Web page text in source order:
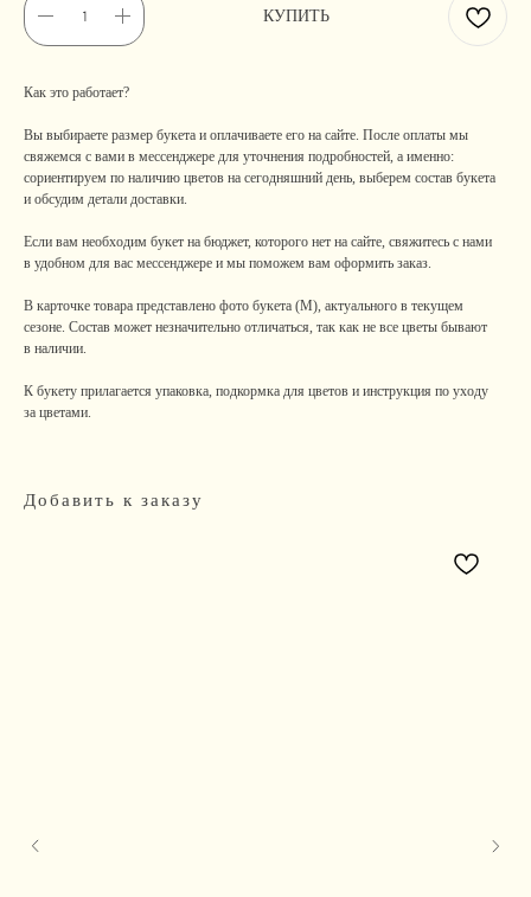
КУПИТЬ
Как это работает?
Вы выбираете размер букета и оплачиваете его на сайте. После оплаты мы
свяжемся с вами в мессенджере для уточнения подробностей, а именно:
сориентируем по наличию цветов на сегодняшний день, выберем состав букета
и обсудим детали доставки.
Если вам необходим букет на бюджет, которого нет на сайте, свяжитесь с нами
в удобном для вас мессенджере и мы поможем вам оформить заказ.
В карточке товара представлено фото букета (M), актуального в текущем
сезоне. Состав может незначительно отличаться, так как не все цветы бывают
в наличии.
К букету прилагается упаковка, подкормка для цветов и инструкция по уходу
за цветами.
Добавить к заказу